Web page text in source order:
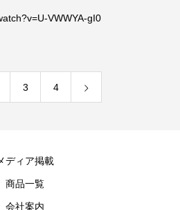
VWWYA-gI0
3 4
ディア掲載
商品一覧
会社案内